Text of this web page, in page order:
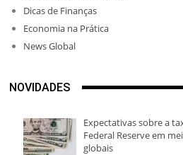
Dicas de Finanças
Economia na Prática
News Global
NOVIDADES
Expectativas sobre a
Federal Reserve em
globais